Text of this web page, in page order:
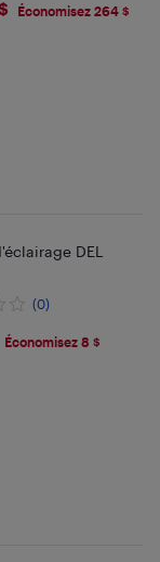
Économisez 264 $
DEL
(0)
Économisez 8 $